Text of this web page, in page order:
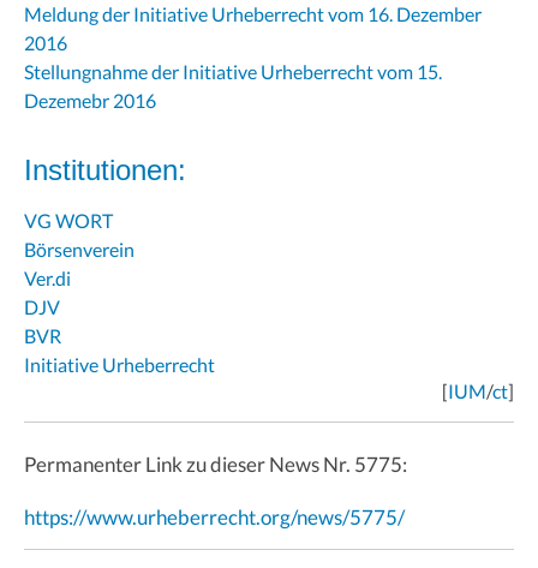
Meldung der Initiative Urheberrecht vom 16. Dezember
2016
Stellungnahme der Initiative Urheberrecht vom 15.
Dezemebr 2016
Institutionen:
VG WORT
Börsenverein
Ver.di
DJV
BVR
Initiative Urheberrecht
[IUM/ct]
Permanenter Link zu dieser News Nr. 5775:
https://www.urheberrecht.org/news/5775/